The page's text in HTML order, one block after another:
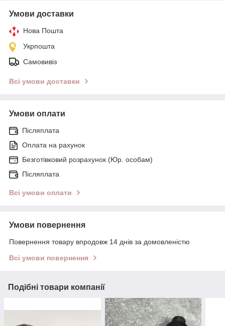
Умови доставки
Нова Пошта
Укрпошта
Самовивіз
Всі умови доставки
Умови оплати
Післяплата
Оплата на рахунок
Безготівковий розрахунок (Юр. особам)
Післяплата
Всі умови оплати
Умови повернення
Повернення товару впродовж 14 днів за домовленістю
Всі умови повернення
Подібні товари компанії